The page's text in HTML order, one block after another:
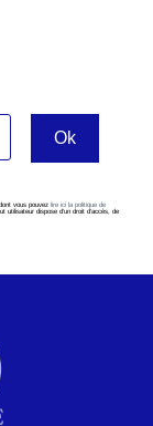
vous pouvez lire ici la politique de
utilisateur dispose d’un droit d’accès, de